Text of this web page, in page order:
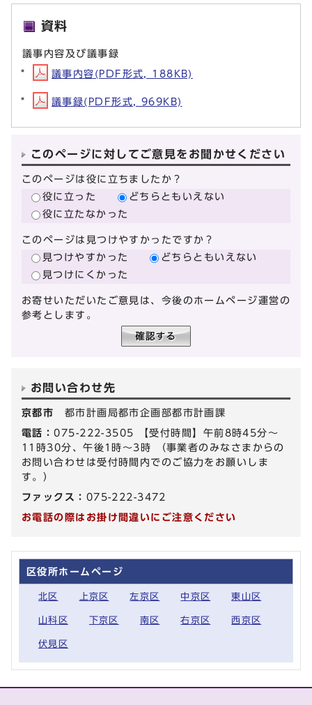
資料
議事内容及び議事録
議事内容(PDF形式, 188KB)
議事録(PDF形式, 969KB)
このページに対してご意見をお聞かせください
このページは役に立ちましたか？
役に立った
どちらともいえない
役に立たなかった
このページは見つけやすかったですか？
見つけやすかった
どちらともいえない
見つけにくかった
お寄せいただいたご意見は、今後のホームページ運営の
参考とします。
お問い合わせ先
京都市 都市計画局都市企画部都市計画課
電話：075-222-3505 【受付時間】午前8時45分～
11時30分、午後1時～3時 （事業者のみなさまからの
お問い合わせは受付時間内でのご協力をお願いしま
す。）
ファックス： 075-222-3472
お電話の際はお掛け間違いにご注意ください
区役所ホームページ
北区 上京区 左京区 中京区 東山区
山科区 下京区 南区 右京区 西京区
伏見区